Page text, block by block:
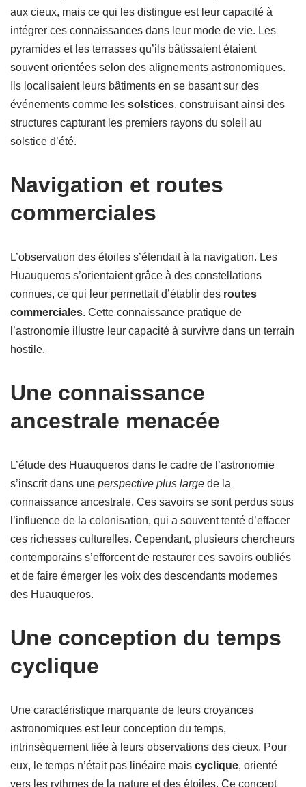
aux cieux, mais ce qui les distingue est leur capacité à
intégrer ces connaissances dans leur mode de vie. Les
pyramides et les terrasses qu’ils bâtissaient étaient
souvent orientées selon des alignements astronomiques.
Ils localisaient leurs bâtiments en se basant sur des
événements comme les solstices, construisant ainsi des
structures capturant les premiers rayons du soleil au
solstice d’été.
Navigation et routes
commerciales
L’observation des étoiles s’étendait à la navigation. Les
Huauqueros s’orientaient grâce à des constellations
connues, ce qui leur permettait d’établir des routes
commerciales. Cette connaissance pratique de
l’astronomie illustre leur capacité à survivre dans un terrain
hostile.
Une connaissance
ancestrale menacée
L’étude des Huauqueros dans le cadre de l’astronomie
s’inscrit dans une perspective plus large de la
connaissance ancestrale. Ces savoirs se sont perdus sous
l’influence de la colonisation, qui a souvent tenté d’effacer
ces richesses culturelles. Cependant, plusieurs chercheurs
contemporains s’efforcent de restaurer ces savoirs oubliés
et de faire émerger les voix des descendants modernes
des Huauqueros.
Une conception du temps
cyclique
Une caractéristique marquante de leurs croyances
astronomiques est leur conception du temps,
intrinsèquement liée à leurs observations des cieux. Pour
eux, le temps n’était pas linéaire mais cyclique, orienté
vers les rythmes de la nature et des étoiles. Ce concept